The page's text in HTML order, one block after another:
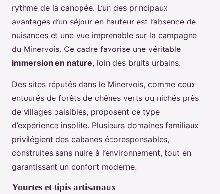
rythme de la canopée. L’un des principaux
avantages d’un séjour en hauteur est l’absence de
nuisances et une vue imprenable sur la campagne
du Minervois. Ce cadre favorise une véritable
immersion en nature, loin des bruits urbains.
Des sites réputés dans le Minervois, comme ceux
entourés de forêts de chênes verts ou nichés près
de villages paisibles, proposent ce type
d’expérience insolite. Plusieurs domaines familiaux
privilégient des cabanes écoresponsables,
construites sans nuire à l’environnement, tout en
garantissant un confort moderne.
Yourtes et tipis artisanaux